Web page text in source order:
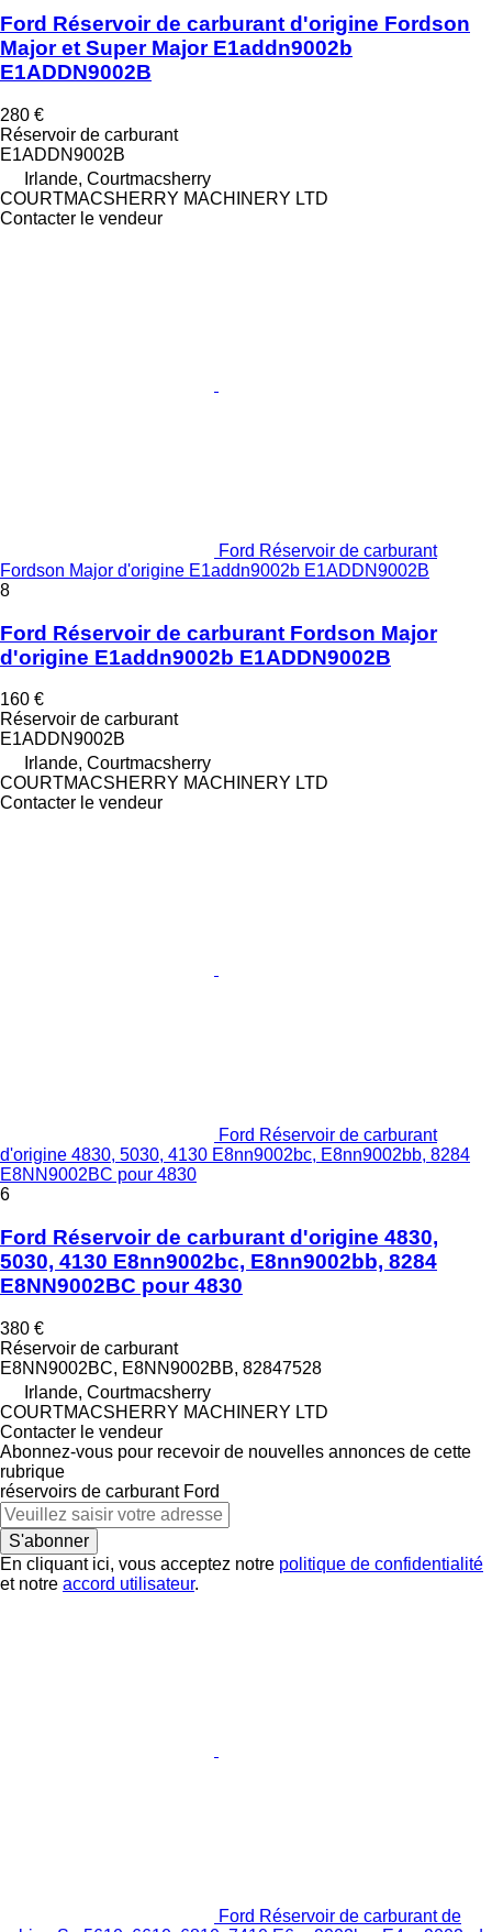
Ford Réservoir de carburant d'origine Fordson
Major et Super Major E1addn9002b
E1ADDN9002B
280 €
Réservoir de carburant
E1ADDN9002B
Irlande, Courtmacsherry
COURTMACSHERRY MACHINERY LTD
Contacter le vendeur
Ford Réservoir de carburant
Fordson Major d'origine E1addn9002b E1ADDN9002B
8
Ford Réservoir de carburant Fordson Major
d'origine E1addn9002b E1ADDN9002B
160 €
Réservoir de carburant
E1ADDN9002B
Irlande, Courtmacsherry
COURTMACSHERRY MACHINERY LTD
Contacter le vendeur
Ford Réservoir de carburant
d'origine 4830, 5030, 4130 E8nn9002bc, E8nn9002bb, 8284
E8NN9002BC pour 4830
6
Ford Réservoir de carburant d'origine 4830,
5030, 4130 E8nn9002bc, E8nn9002bb, 8284
E8NN9002BC pour 4830
380 €
Réservoir de carburant
E8NN9002BC, E8NN9002BB, 82847528
Irlande, Courtmacsherry
COURTMACSHERRY MACHINERY LTD
Contacter le vendeur
Abonnez-vous pour recevoir de nouvelles annonces de cette
rubrique
réservoirs de carburant Ford
S'abonner
En cliquant ici, vous acceptez notre politique de confidentialité
et notre accord utilisateur.
Ford Réservoir de carburant de